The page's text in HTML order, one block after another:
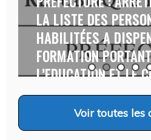
LA LISTE DES
HABILITÉES A
FORMATION
L’EDUCATION ET LE
CANINS…
Auteur Christel DAUZAT/ 6
Voirtoutes les